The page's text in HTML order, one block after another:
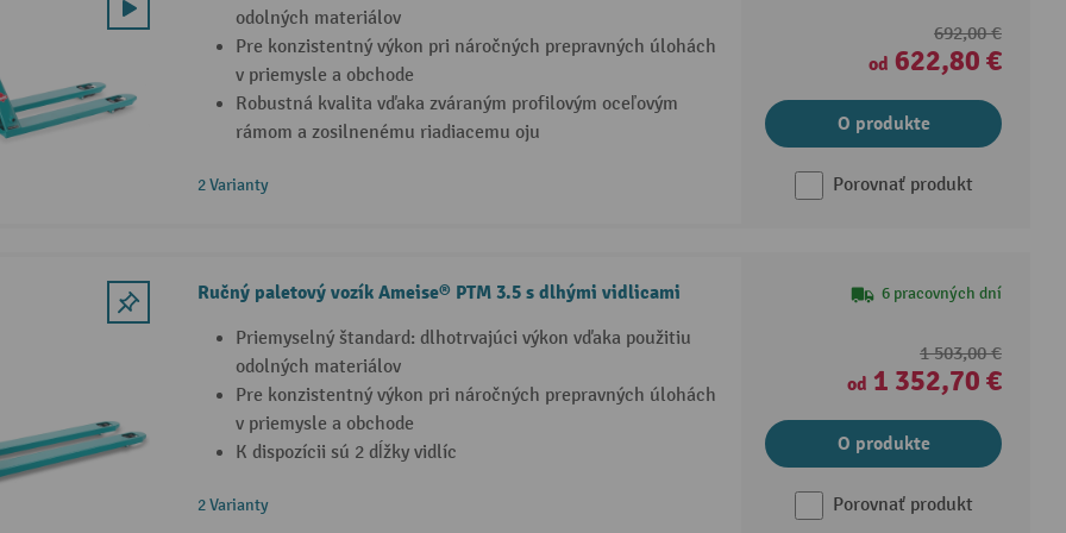
odolných materiálov
Pre konzistentný výkon pri náročných prepravných úlohách
v priemysle a obchode
Robustná kvalita vďaka zváraným profilovým oceľovým
rámom a zosilnenému riadiacemu oju
2 Varianty
692,00 €
od 622,80 €
O produkte
Porovnať produkt
Ručný paletový vozík Ameise® PTM 3.5 s dlhými vidlicami
Priemyselný štandard: dlhotrvajúci výkon vďaka použitiu
odolných materiálov
Pre konzistentný výkon pri náročných prepravných úlohách
v priemysle a obchode
K dispozícii sú 2 dĺžky vidlíc
2 Varianty
6 pracovných dní
1 503,00 €
od 1 352,70 €
O produkte
Porovnať produkt